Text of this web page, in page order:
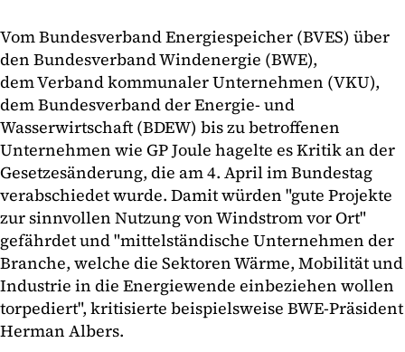
Vom Bundesverband Energiespeicher (BVES) über
den Bundesverband Windenergie (BWE),
dem Verband kommunaler Unternehmen (VKU),
dem Bundesverband der Energie- und
Wasserwirtschaft (BDEW) bis zu betroffenen
Unternehmen wie GP Joule hagelte es Kritik an der
Gesetzesänderung, die am 4. April im Bundestag
verabschiedet wurde. Damit würden "gute Projekte
zur sinnvollen Nutzung von Windstrom vor Ort"
gefährdet und "mittelständische Unternehmen der
Branche, welche die Sektoren Wärme, Mobilität und
Industrie in die Energiewende einbeziehen wollen
torpediert", kritisierte beispielsweise BWE-Präsident
Herman Albers.